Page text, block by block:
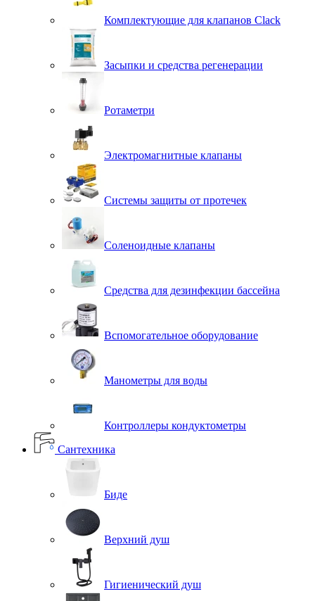
Комплектующие для клапанов Clack
Засыпки и средства регенерации
Ротаметри
Электромагнитные клапаны
Системы защиты от протечек
Соленоидные клапаны
Средства для дезинфекции бассейна
Вспомогательное оборудование
Манометры для воды
Контроллеры кондуктометры
Сантехника
Биде
Верхний душ
Гигиенический душ